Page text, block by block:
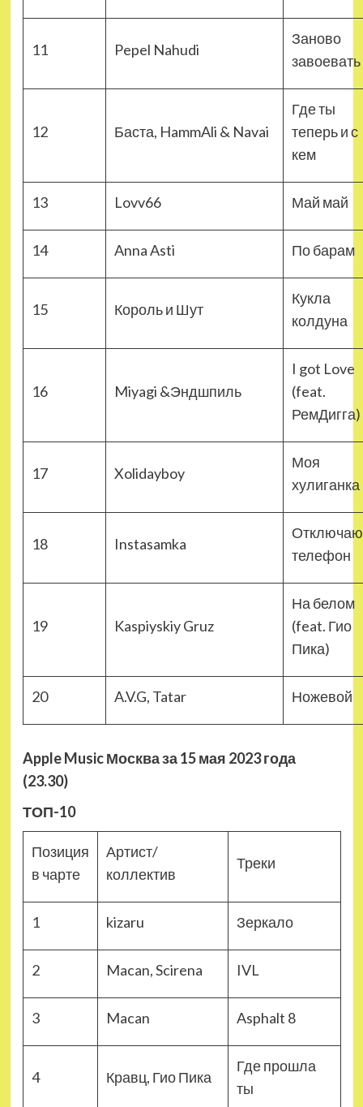
11 Pepel Nahudi
Заново
завоевать
12 Баста, HammAli & Navai
Где ты
теперь и с
кем
13 Lovv66 Май май
14 Anna Asti По барам
15 Король и Шут
Кукла
колдуна
16 Miyagi &Эндшпиль
I got Love
(feat.
РемДигга)
17 Xolidayboy
Моя
хулиганка
18 Instasamka
Отключаю
телефон
19 Kaspiyskiy Gruz
На белом
(feat. Гио
Пика)
20 A.V.G, Tatar Ножевой
Apple Music Москва за 15 мая 2023 года
(23.30)
ТОП-10
Позиция
в чарте
Артист/
коллектив
Треки
1 kizaru Зеркало
2 Macan, Scirena IVL
3 Macan Asphalt 8
4 Кравц, Гио Пика
Где прошла
ты